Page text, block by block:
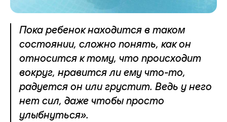
Пока ребенок находится в таком
состоянии, сложно понять, как он
относится к тому, что происходит
вокруг, нравится ли ему что-то,
радуется он или грустит. Ведь у него
нет сил, даже чтобы просто
улыбнуться».